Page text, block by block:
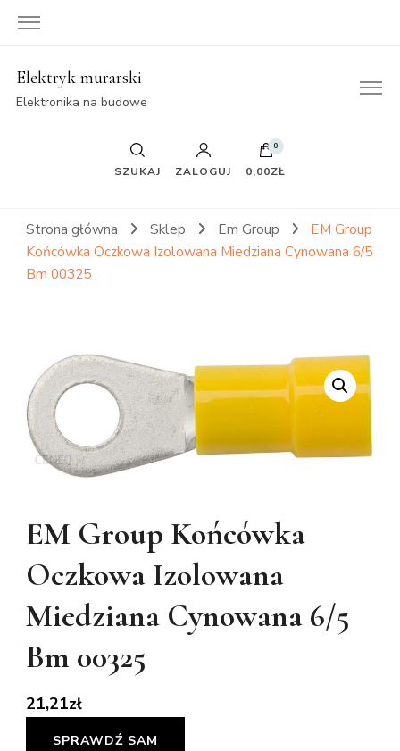
Elektryk murarski
Elektronika na budowe
SZUKAJ ZALOGUJ
0
0,00ZŁ
Strona główna Sklep Em Group
EM Group
Końcówka Oczkowa Izolowana Miedziana Cynowana 6/5
Bm 00325
EM Group Końcówka
Oczkowa Izolowana
Miedziana Cynowana 6/5
Bm 00325
21,21zł
SPRAWDŹ SAM